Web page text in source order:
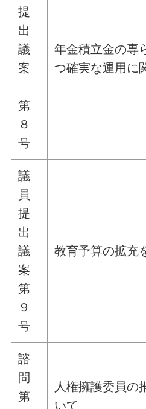
提
出
議
案
第
８
号
年金積立金の専
つ確実な運用に
議
員
提
出
議
案
第
９
号
教育予算の拡充
諮
問
第
人権擁護委員の
いて